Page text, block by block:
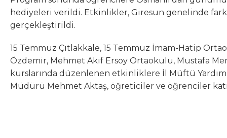
hediyeleri verildi. Etkinlikler, Giresun genelinde
gerçekleştirildi.
15 Temmuz Çıtlakkale, 15 Temmuz İmam-Hatip
Özdemir, Mehmet Akif Ersoy Ortaokulu, Mustafa
kurslarında düzenlenen etkinliklere İl Müftü
Müdürü Mehmet Aktaş, öğreticiler ve öğrenciler